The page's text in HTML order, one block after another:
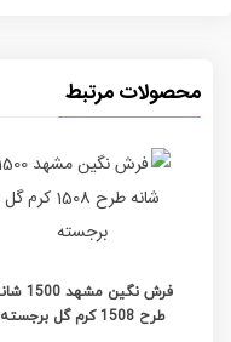
محصولات مرتبط
فرش نگین مشهد
طرح 1508 کرم گل برجسته